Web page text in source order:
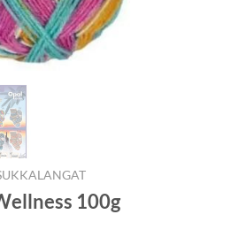
100g